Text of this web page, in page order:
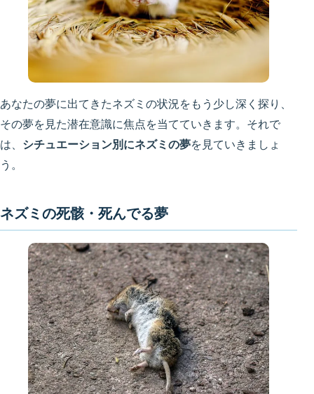
あなたの夢に出てきたネズミの状況をもう少し深く探り、
その夢を見た潜在意識に焦点を当てていきます。それで
は、 シチュエーション別にネズミの夢を見ていきましょ
う。
ネズミの死骸・死んでる夢